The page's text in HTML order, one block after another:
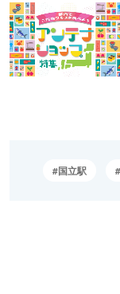
国立駅